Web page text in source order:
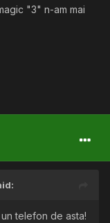
"3" n-am mai
un telefon de asta!